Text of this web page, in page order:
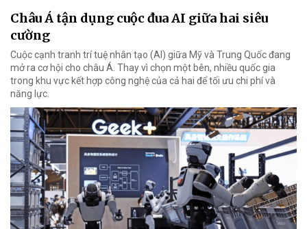
Châu Á tận dụng cuộc đua AI giữa hai siêu
cường
Cuộc cạnh tranh trí tuệ nhân tạo (AI) giữa Mỹ và Trung Quốc đang
mở ra cơ hội cho châu Á. Thay vì chọn một bên, nhiều quốc gia
trong khu vực kết hợp công nghệ của cả hai để tối ưu chi phí và
năng lực.